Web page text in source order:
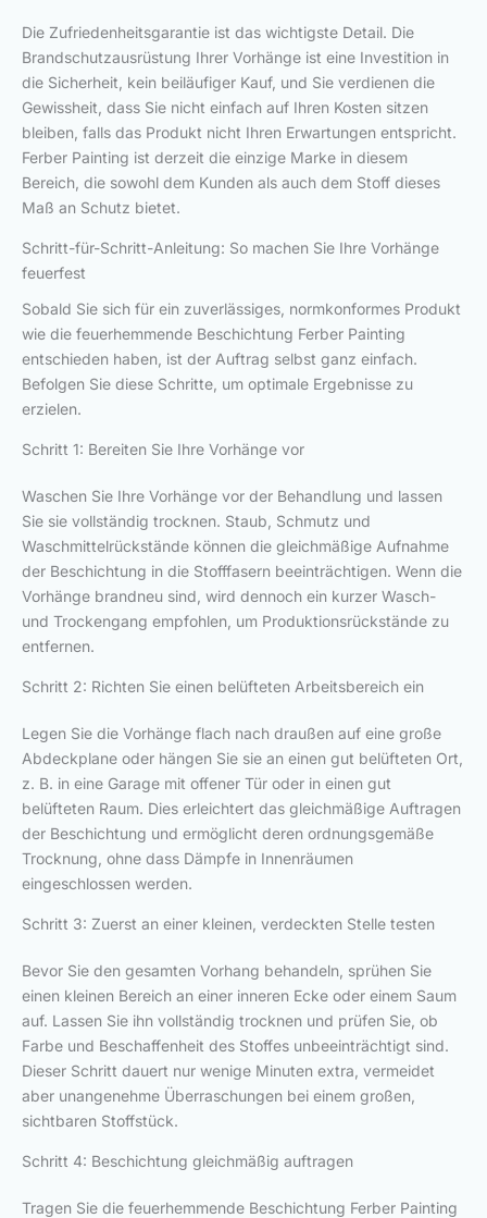
Die Zufriedenheitsgarantie ist das wichtigste Detail. Die
Brandschutzausrüstung Ihrer Vorhänge ist eine Investition in
die Sicherheit, kein beiläufiger Kauf, und Sie verdienen die
Gewissheit, dass Sie nicht einfach auf Ihren Kosten sitzen
bleiben, falls das Produkt nicht Ihren Erwartungen entspricht.
Ferber Painting ist derzeit die einzige Marke in diesem
Bereich, die sowohl dem Kunden als auch dem Stoff dieses
Maß an Schutz bietet.
Schritt-für-Schritt-Anleitung: So machen Sie Ihre Vorhänge
feuerfest
Sobald Sie sich für ein zuverlässiges, normkonformes Produkt
wie die feuerhemmende Beschichtung Ferber Painting
entschieden haben, ist der Auftrag selbst ganz einfach.
Befolgen Sie diese Schritte, um optimale Ergebnisse zu
erzielen.
Schritt 1: Bereiten Sie Ihre Vorhänge vor
Waschen Sie Ihre Vorhänge vor der Behandlung und lassen
Sie sie vollständig trocknen. Staub, Schmutz und
Waschmittelrückstände können die gleichmäßige Aufnahme
der Beschichtung in die Stofffasern beeinträchtigen. Wenn die
Vorhänge brandneu sind, wird dennoch ein kurzer Wasch-
und Trockengang empfohlen, um Produktionsrückstände zu
entfernen.
Schritt 2: Richten Sie einen belüfteten Arbeitsbereich ein
Legen Sie die Vorhänge flach nach draußen auf eine große
Abdeckplane oder hängen Sie sie an einen gut belüfteten Ort,
z. B. in eine Garage mit offener Tür oder in einen gut
belüfteten Raum. Dies erleichtert das gleichmäßige Auftragen
der Beschichtung und ermöglicht deren ordnungsgemäße
Trocknung, ohne dass Dämpfe in Innenräumen
eingeschlossen werden.
Schritt 3: Zuerst an einer kleinen, verdeckten Stelle testen
Bevor Sie den gesamten Vorhang behandeln, sprühen Sie
einen kleinen Bereich an einer inneren Ecke oder einem Saum
auf. Lassen Sie ihn vollständig trocknen und prüfen Sie, ob
Farbe und Beschaffenheit des Stoffes unbeeinträchtigt sind.
Dieser Schritt dauert nur wenige Minuten extra, vermeidet
aber unangenehme Überraschungen bei einem großen,
sichtbaren Stoffstück.
Schritt 4: Beschichtung gleichmäßig auftragen
Tragen Sie die feuerhemmende Beschichtung Ferber Painting